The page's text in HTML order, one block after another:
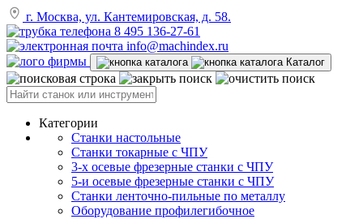
г. Москва, ул. Кантемировская, д. 58.
8 495 136-27-61
info@machindex.ru
Каталог
Категории
Станки настольные
Станки токарные с ЧПУ
3-х осевые фрезерные станки с ЧПУ
5-и осевые фрезерные станки с ЧПУ
Станки ленточно-пильные по металлу
Оборудование профилегибочное